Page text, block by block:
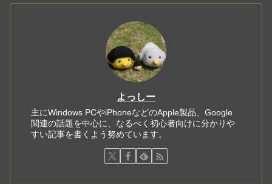
よっしー
主にWindows PCやiPhoneなどのApple製品、Google
関連の話題を中心に、なるべく初心者向けに分かりや
すい記事を書くよう努めています。